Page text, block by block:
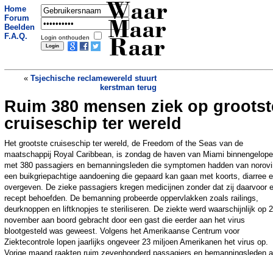
Home
Forum
Beelden
F.A.Q.
Login onthouden
Waar
Maar
Raar
« Tsjechische reclamewereld stuurt
kerstman terug
Twijfels Rumsfeld over Irak beleid.»
Ruim 380 mensen ziek op
cruiseschip ter wereld
Het grootste cruiseschip ter wereld, de Freedom of the Seas van de
maatschappij Royal Caribbean, is zondag de haven van Miami
met 380 passagiers en bemanningsleden die symptomen hadden van
een buikgriepachtige aandoening die gepaard kan gaan met koorts, diarree
overgeven. De zieke passagiers kregen medicijnen zonder dat zij daarvoor
recept behoefden. De bemanning probeerde oppervlakken zoals railings,
deurknoppen en liftknopjes te steriliseren. De ziekte werd waarschijnlijk op
november aan boord gebracht door een gast die eerder aan het virus
blootgesteld was geweest. Volgens het Amerikaanse Centrum voor
Ziektecontrole lopen jaarlijks ongeveer 23 miljoen Amerikanen het virus op.
Vorige maand raakten ruim zevenhonderd passagiers en bemanningsleden